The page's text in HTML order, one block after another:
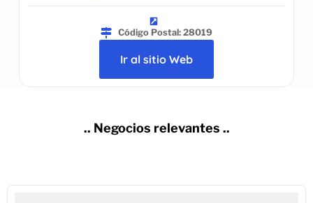
Código Postal: 28019
Ir al sitio Web
.. Negocios relevantes ..